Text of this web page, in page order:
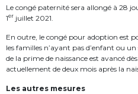
Le congé paternité sera allongé à 28
1er juillet 2021.
En outre, le congé pour adoption est
les familles n’ayant pas d’enfant ou
de la prime de naissance est avancé dès
actuellement de deux mois après la
Les autres mesures